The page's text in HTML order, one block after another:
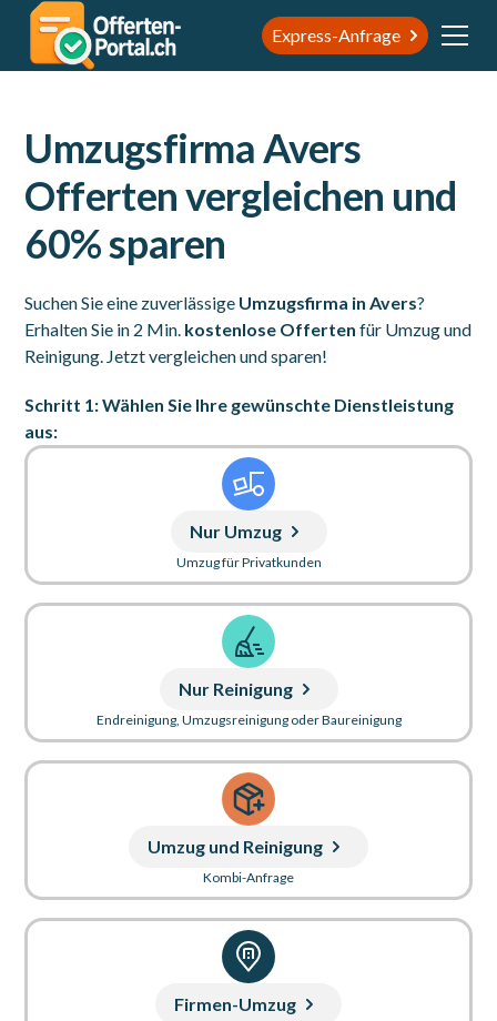
Express-Anfrage
Umzugsfirma Avers
Offerten vergleichen und
60% sparen
Suchen Sie eine zuverlässige Umzugsfirma in Avers?
Erhalten Sie in 2 Min. kostenlose Offerten für Umzug und
Reinigung. Jetzt vergleichen und sparen!
Schritt 1: Wählen Sie Ihre gewünschte Dienstleistung
aus:
Nur Umzug
Umzug für Privatkunden
Nur Reinigung
Endreinigung, Umzugsreinigung oder Baureinigung
Umzug und Reinigung
Kombi-Anfrage
Firmen-Umzug